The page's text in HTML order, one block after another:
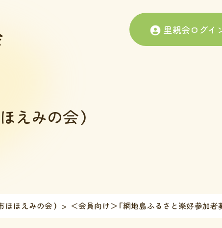
里親会ログイ
えみの会）
ほほえみの会） ＜会員向け＞「網地島ふるさと楽好参加者